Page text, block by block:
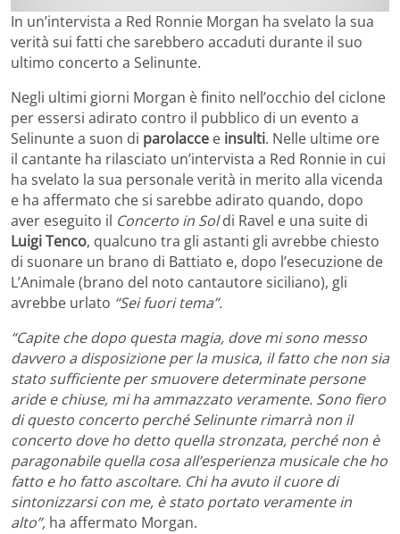
In un’intervista a Red Ronnie Morgan ha svelato la sua
verità sui fatti che sarebbero accaduti durante il suo
ultimo concerto a Selinunte.
Negli ultimi giorni Morgan è finito nell’occhio del ciclone
per essersi adirato contro il pubblico di un evento a
Selinunte a suon di parolacce e insulti. Nelle ultime ore
il cantante ha rilasciato un’intervista a Red Ronnie in cui
ha svelato la sua personale verità in merito alla vicenda
e ha affermato che si sarebbe adirato quando, dopo
aver eseguito il Concerto in Soldi Ravel e una suite di
Luigi Tenco, qualcuno tra gli astanti gli avrebbe chiesto
di suonare un brano di Battiato e, dopo l’esecuzione de
L’Animale (brano del noto cantautore siciliano), gli
avrebbe urlato “Sei fuori tema”.
“Capite che dopo questa magia, dove mi sono messo
davvero a disposizione per la musica, il fatto che non sia
stato sufficiente per smuovere determinate persone
aride e chiuse, mi ha ammazzato veramente. Sono fiero
di questo concerto perché Selinunte rimarrà non il
concerto dove ho detto quella stronzata, perché non è
paragonabile quella cosa all’esperienza musicale che ho
fatto e ho fatto ascoltare. Chi ha avuto il cuore di
sintonizzarsi con me, è stato portato veramente in
alto”, ha affermato Morgan.